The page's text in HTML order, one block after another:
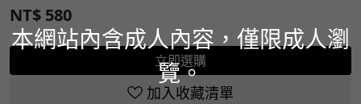
NT$ 580
立即選購
加入收藏清單
本網站內含成人內容，僅限成人瀏
覽。